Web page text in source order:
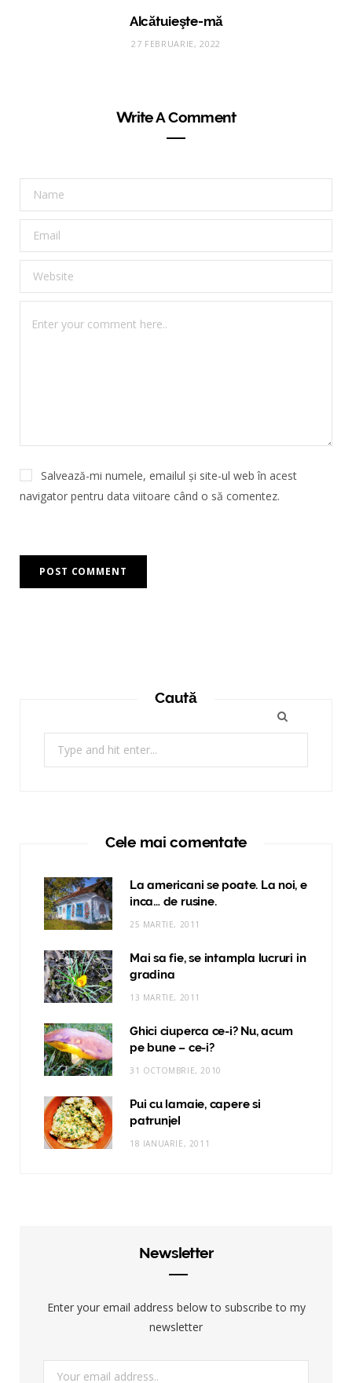
Alcătuieşte-mă
27 FEBRUARIE, 2022
Write A Comment
Salvează-mi numele, emailul și site-ul web în acest
navigator pentru data viitoare când o să comentez.
Caută
Cele mai comentate
La americani se poate. La noi, e
inca… de rusine.
25 MARTIE, 2011
Mai sa fie, se intampla lucruri in
gradina
13 MARTIE, 2011
Ghici ciuperca ce-i? Nu, acum
pe bune – ce-i?
31 OCTOMBRIE, 2010
Pui cu lamaie, capere si
patrunjel
18 IANUARIE, 2011
Newsletter
Enter your email address below to subscribe to my
newsletter